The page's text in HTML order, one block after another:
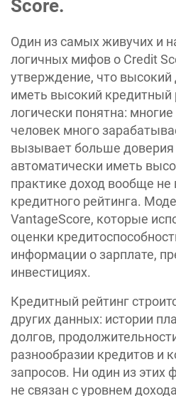
Score.
Один из самых живучих и
логичных мифов о Credit
утверждение, что высокий
иметь высокий кредитный
логически понятна:
человек много
вызывает больше доверия
автоматически иметь
практике доход вообще не
кредитного рейтинга.
VantageScore, которые
оценки
информации о зарплате,
инвестициях.
Кредитный рейтинг
других данных: истории
долгов,
разнообразии кредитов и
запросов. Ни один из этих
не связан с уровнем